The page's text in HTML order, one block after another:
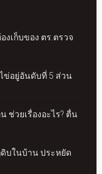
เก็บของ ตร.ตรวจ
ข่อยู่อันดับที่ 5 ส่วน
ช่วยเรื่องอะไร? ตื่น
บในบ้าน ประหยัด